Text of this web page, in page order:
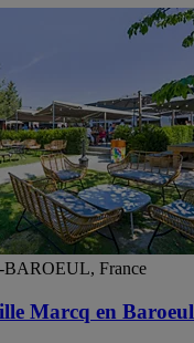
France
Marcq en Baroeul